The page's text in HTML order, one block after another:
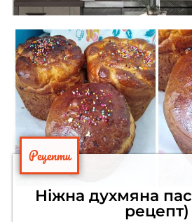
Рецепти
Ніжна духмяна
рецепт)